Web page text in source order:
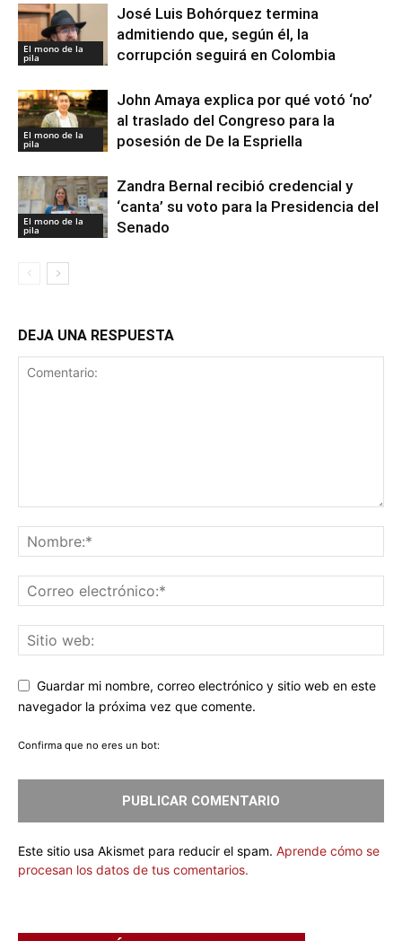
El mono de la
pila
José Luis Bohórquez termina
admitiendo que, según él, la
corrupción seguirá en Colombia
El mono de la
pila
John Amaya explica por qué votó ‘no’
al traslado del Congreso para la
posesión de De la Espriella
El mono de la
pila
Zandra Bernal recibió credencial y
‘canta’ su voto para la Presidencia del
Senado
DEJA UNA RESPUESTA
Guardar mi nombre, correo electrónico y sitio web en este
navegador la próxima vez que comente.
Confirma que no eres un bot:
Este sitio usa Akismet para reducir el spam. Aprende cómo se
procesan los datos de tus comentarios.